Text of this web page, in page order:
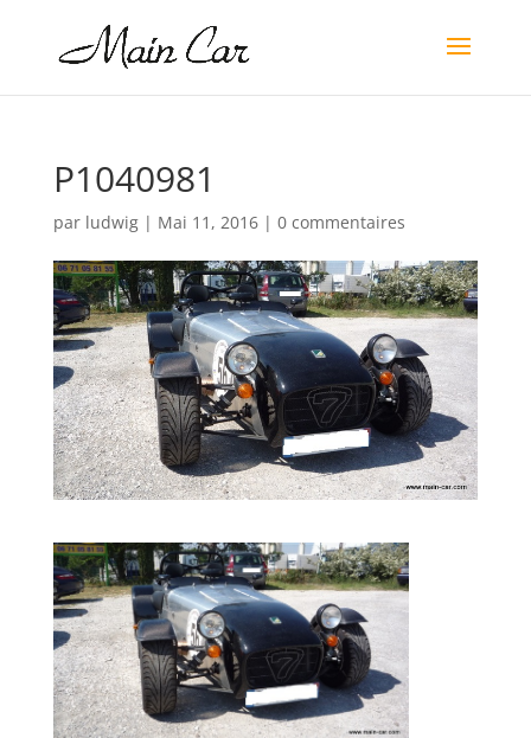
P1040981
par ludwig| Mai 11, 2016| 0 commentaires